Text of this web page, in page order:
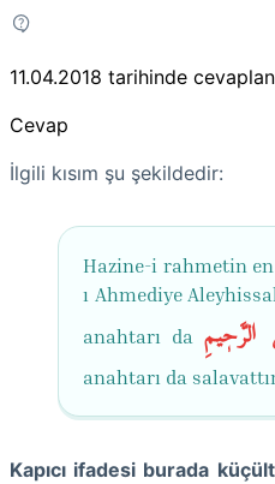
11.04.2018 tarihinde
Cevap
İlgili kısım şu şekildedir:
Hazine-i rahmetin en
ı Ahmediye
anahtarı daالرَّحٖیمِ
anahtarı da
Kapıcı ifadesi burada